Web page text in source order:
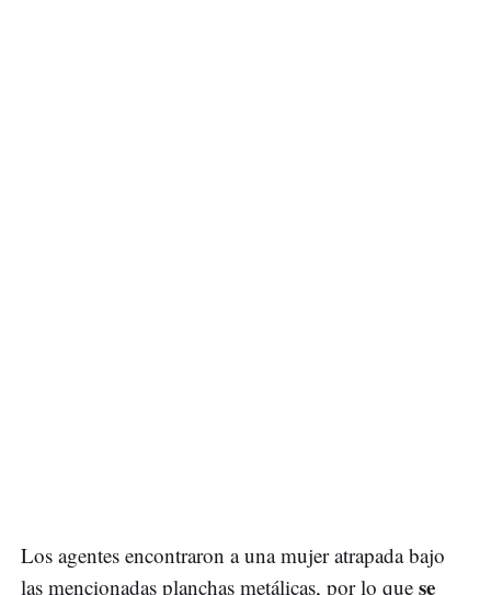
Los agentes encontraron a una mujer atrapada bajo
las mencionadas planchas metálicas, por lo que se